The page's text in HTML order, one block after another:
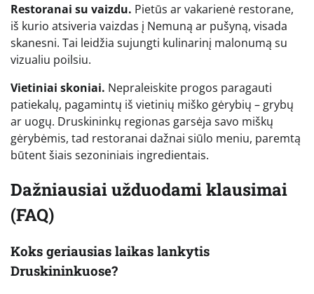
Restoranai su vaizdu. Pietūs ar vakarienė restorane,
iš kurio atsiveria vaizdas į Nemuną ar pušyną, visada
skanesni. Tai leidžia sujungti kulinarinį malonumą su
vizualiu poilsiu.
Vietiniai skoniai. Nepraleiskite progos paragauti
patiekalų, pagamintų iš vietinių miško gėrybių – grybų
ar uogų. Druskininkų regionas garsėja savo miškų
gėrybėmis, tad restoranai dažnai siūlo meniu, paremtą
būtent šiais sezoniniais ingredientais.
Dažniausiai užduodami klausimai
(FAQ)
Koks geriausias laikas lankytis
Druskininkuose?